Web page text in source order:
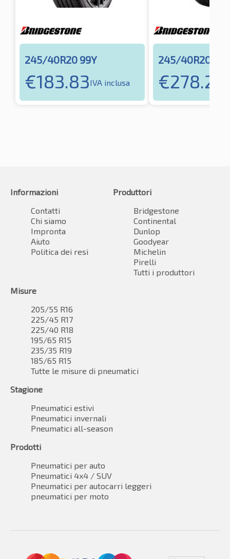
245/40R20 99Y
€183.83IVA inclusa
245/40R20 99Y
€278.21
Informazioni
Contatti
Chi siamo
Impronta
Aiuto
Politica dei resi
Produttori
Bridgestone
Continental
Dunlop
Goodyear
Michelin
Pirelli
Tutti i produttori
Misure
205/55 R16
225/45 R17
225/40 R18
195/65 R15
235/35 R19
185/65 R15
Tutte le misure di pneumatici
Stagione
Pneumatici estivi
Pneumatici invernali
Pneumatici all-season
Prodotti
Pneumatici per auto
Pneumatici 4x4 / SUV
Pneumatici per autocarri leggeri
pneumatici per moto